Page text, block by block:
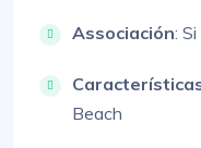
Associación: Si
Beach